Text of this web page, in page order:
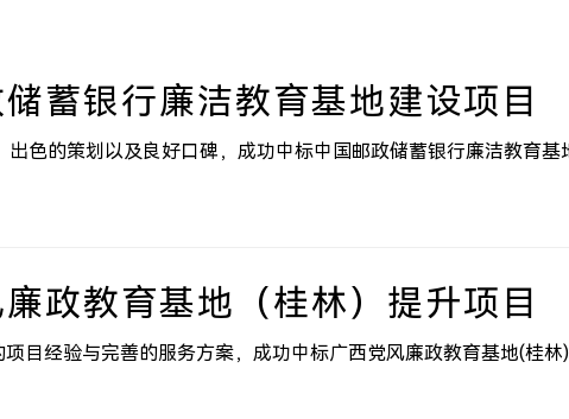
蓄银行廉洁教育基地建设项目
色的策划以及良好口碑，成功中标中国邮政储蓄银行廉洁教育基
政教育基地（桂林）提升项目
目经验与完善的服务方案，成功中标广西党风廉政教育基地(桂林